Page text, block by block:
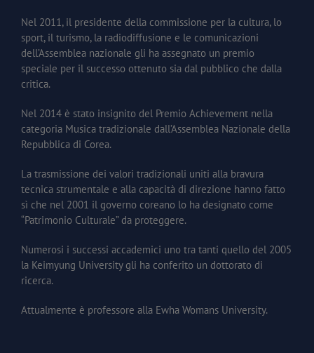
Nel 2011, il presidente della commissione per la cultura, lo
sport, il turismo, la radiodiffusione e le comunicazioni
dell’Assemblea nazionale gli ha assegnato un premio
speciale per il successo ottenuto sia dal pubblico che dalla
critica.
Nel 2014 è stato insignito del Premio Achievement nella
categoria Musica tradizionale dall’Assemblea Nazionale della
Repubblica di Corea.
La trasmissione dei valori tradizionali uniti alla bravura
tecnica strumentale e alla capacità di direzione hanno fatto
sì che nel 2001 il governo coreano lo ha designato come
“Patrimonio Culturale” da proteggere.
Numerosi i successi accademici uno tra tanti quello del 2005
la Keimyung University gli ha conferito un dottorato di
ricerca.
Attualmente è professore alla Ewha Womans University.